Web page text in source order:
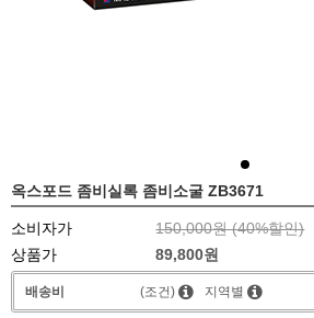
옥스포드 좀비실록 좀비소굴 ZB3671
소비자가 150,000원 (40%할인)
상품가
89,800원
배송비 (조건) 지역별